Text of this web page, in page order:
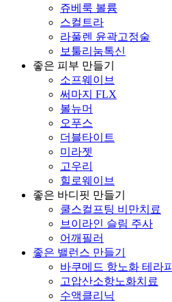
쥬베룩 볼륨
스컬트라
라풀렌 윤곽고정술
보툴리눔톡신
좋은 피부 만들기
소프웨이브
써마지 FLX
볼뉴머
오푸스
더블타이트
미라젯
고우리
힐로웨이브
좋은 바디핏 만들기
쿨스컬프팅 비만치료
브이라인 슬림 주사
어깨필러
좋은 밸런스 만들기
바쿠메드 항노화 테라피
고압산소항노화치료
수액클리닉